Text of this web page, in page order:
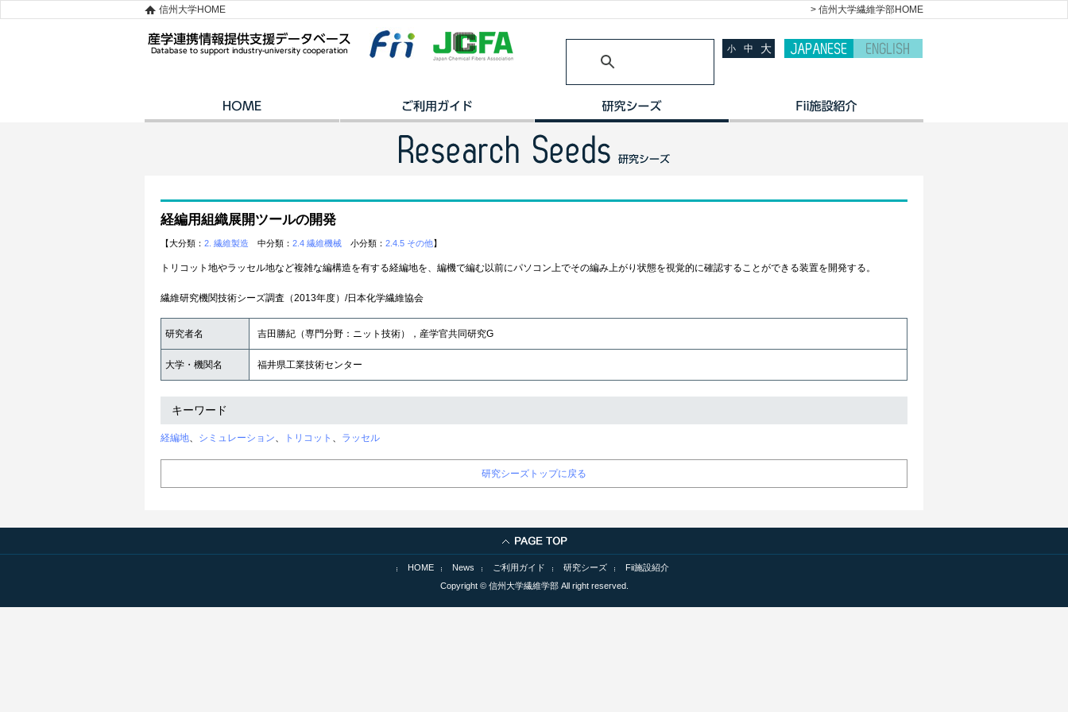
> 信州大学繊維学部HOME
信州大学HOME
小 中 大
経編用組織展開ツールの開発
【大分類： 2. 繊維製造 中分類： 2.4 繊維機械 小分類： 2.4.5 その他】
トリコット地やラッセル地など複雑な編構造を有する経編地を、編機で編む以前にパソコン上でその編み上がり状態を視覚的に確認することができる装置を開発する。
繊維研究機関技術シーズ調査（2013年度）/日本化学繊維協会
研究者名 吉田勝紀（専門分野：ニット技術），産学官共同研究G
大学・機関名 福井県工業技術センター
キーワード
経編地、 シミュレーション、 トリコット 、 ラッセル
研究シーズトップに戻る
HOME News ご利用ガイド 研究シーズ
Fii施設紹介
Copyright © 信州大学繊維学部 All right reserved.